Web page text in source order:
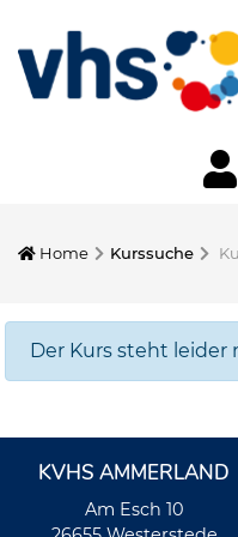
Home Kurssuche
Der Kurs steht leider
KVHS AMMERLAND
Am Esch 10